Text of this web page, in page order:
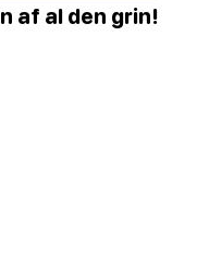
af al den grin!